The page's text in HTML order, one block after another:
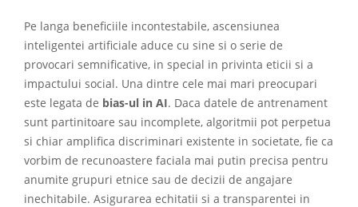
Pe langa beneficiile incontestabile, ascensiunea
inteligentei artificiale aduce cu sine si o serie de
provocari semnificative, in special in privinta eticii si a
impactului social. Una dintre cele mai mari preocupari
este legata de bias-ul in AI. Daca datele de antrenament
sunt partinitoare sau incomplete, algoritmii pot perpetua
si chiar amplifica discriminari existente in societate, fie ca
vorbim de recunoastere faciala mai putin precisa pentru
anumite grupuri etnice sau de decizii de angajare
inechitabile. Asigurarea echitatii si a transparentei in